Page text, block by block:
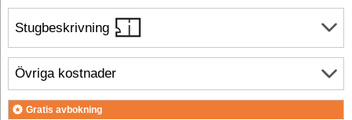
Stugbeskrivning
Övriga kostnader
Gratis avbokning